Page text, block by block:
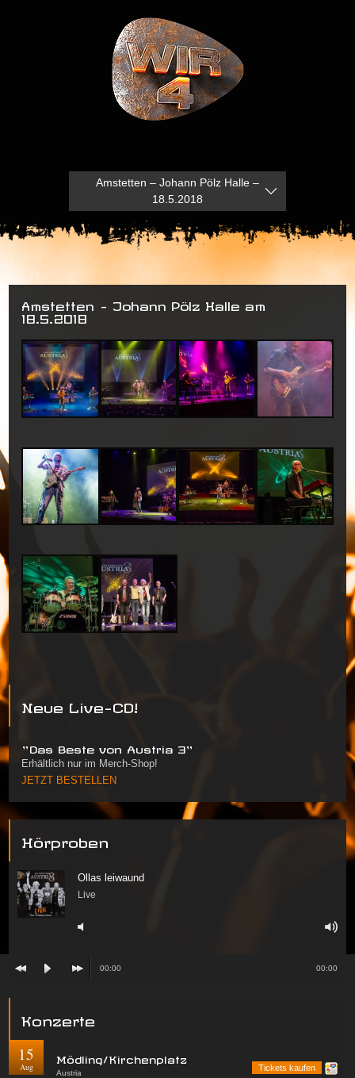
Amstetten – Johann Pölz Halle –
18.5.2018
Amstetten – Johann Pölz Halle am
18.5.2018
Neue Live-CD!
"Das Beste von Austria 3"
Erhältlich nur im Merch-Shop!
JETZT BESTELLEN
Hörproben
Ollas leiwaund
Live
00:00 00:00
Konzerte
15
Aug
Mödling/Kirchenplatz
Austria
Tickets kaufen